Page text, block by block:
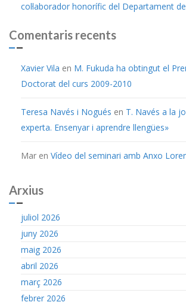
col·laborador honorífic del Departament
Comentaris recents
Xavier Vila en M. Fukuda ha obtingut el
Doctorat del curs 2009-2010
Teresa Navés i Nogués en T. Navés a la
experta. Ensenyar i aprendre llengües»
Mar en Vídeo del seminari amb Anxo
Arxius
juliol 2026
juny 2026
maig 2026
abril 2026
març 2026
febrer 2026